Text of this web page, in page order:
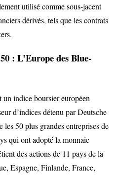
utilisé comme sous-jacent
dérivés, tels que les contrats
: L’Europe des Blue-
indice boursier européen
d’indices détenu par Deutsche
50 plus grandes entreprises de
qui ont adopté la monnaie
des actions de 11 pays de la
Espagne, Finlande, France,